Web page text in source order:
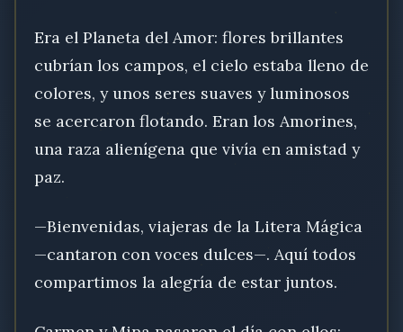
Era el Planeta del Amor: flores brillantes
cubrían los campos, el cielo estaba lleno de
colores, y unos seres suaves y luminosos
se acercaron flotando. Eran los Amorines,
una raza alienígena que vivía en amistad y
paz.
—Bienvenidas, viajeras de la Litera Mágica
—cantaron con voces dulces—. Aquí todos
compartimos la alegría de estar juntos.